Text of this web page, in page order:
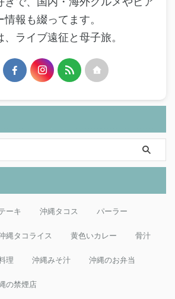
情報も綴ってます。
、ライブ遠征と母子旅。
ーキ 沖縄タコス パーラー
縄タコライス 黄色いカレー 骨汁
理 沖縄みそ汁 沖縄のお弁当
の禁煙店